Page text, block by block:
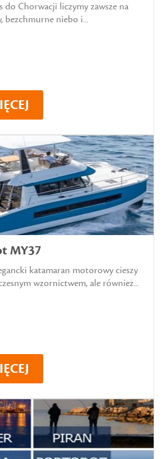
do Chorwacji liczymy zawsze na
bezchmurne niebo i...
MY37
katamaran motorowy cieszy
wzornictwem, ale również...